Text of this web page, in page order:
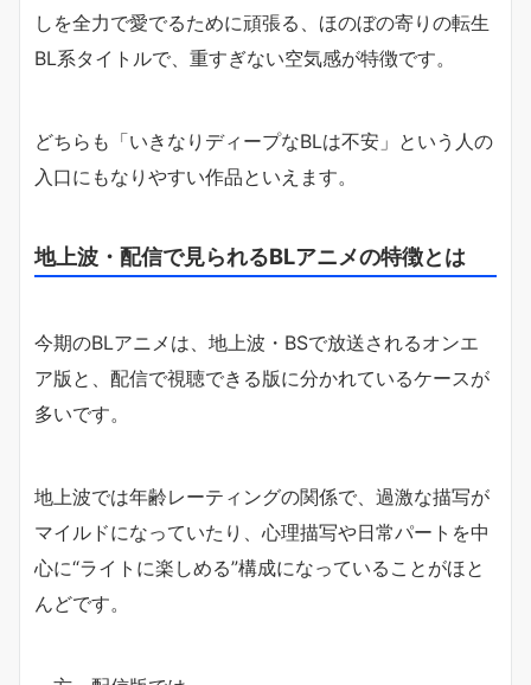
しを全力で愛でるために頑張る、ほのぼの寄りの転生
BL系タイトルで、重すぎない空気感が特徴です。
どちらも「いきなりディープなBLは不安」という人の
入口にもなりやすい作品といえます。
地上波・配信で見られるBLアニメの特徴とは
今期のBLアニメは、地上波・BSで放送されるオンエ
ア版と、配信で視聴できる版に分かれているケースが
多いです。
地上波では年齢レーティングの関係で、過激な描写が
マイルドになっていたり、心理描写や日常パートを中
心に“ライトに楽しめる”構成になっていることがほと
んどです。